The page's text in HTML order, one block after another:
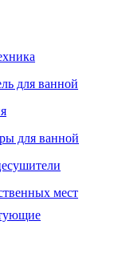
для ванной
для ванной
мест